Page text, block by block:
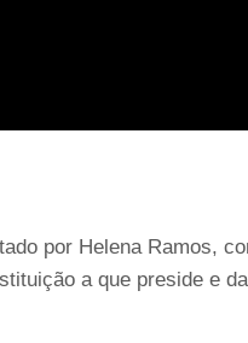
por Helena Ramos,
a que preside e